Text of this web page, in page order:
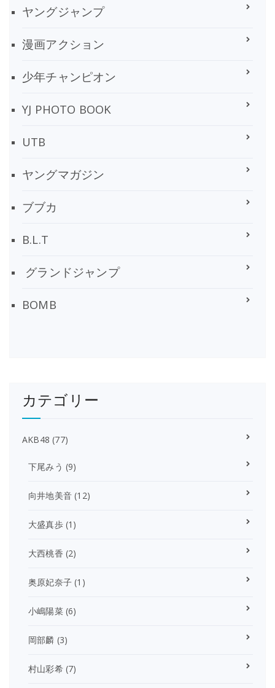
ヤングジャンプ
漫画アクション
少年チャンピオン
YJ PHOTO BOOK
UTB
ヤングマガジン
ブブカ
B.L.T
グランドジャンプ
BOMB
カテゴリー
AKB48 (77)
下尾みう (9)
向井地美音 (12)
大盛真歩(1)
大西桃香 (2)
奥原妃奈子 (1)
小嶋陽菜(6)
岡部麟 (3)
村山彩希(7)